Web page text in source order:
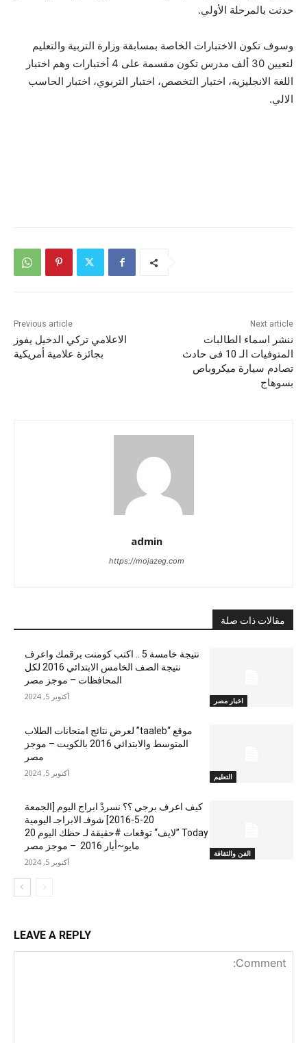
حدثت بالمرحلة الأولي.
وسوف تكون الاختبارات الخاصة بمسابقة وزارة التربية والتعليم
لتعيين 30 ألف مدرس تكون مقسمة على 4 أختبارات وهم اختبار
اللغة الانجليزية، اختبار التخصص، اختبار التربوي، اختبار الحاسب
الالي.
Previous article
الاعلامي تركي الدخيل يفوز
بجائزة علامية أمريكية
Next article
ننشر اسماء الطالبات
المتوفيات الـ 10 فى حادث
تصادم سيارة ميكروباص
بسوهاج
admin
https://mojazeg.com
مقالات ذات صلة
اخبار مصر
نتيجة خامسة 5 .. اكتب كومنت برقمك واعرف
نتيجة الصف الخامس الابتدائي 2016 لكل
المحافظات – موجز مصر
أكتوبر 5, 2024
التعليم
موقع “taaleb” لعرض نتائج امتحانات الطلاب
المتوسط والابتدائي 2016 بالكويت – موجز
مصر
أكتوبر 5, 2024
الفن والثقافة
كيف اعرف برجي ؟؟ نسردْ ابراج اليوم [الجمعة
20-5-2016] شوفـ الابراجـ اليومية
Today ”لايف“ توقعات #حقيقة لـ حظك اليوم 20
مايو~أيار 2016 – موجز مصر
أكتوبر 5, 2024
LEAVE A REPLY